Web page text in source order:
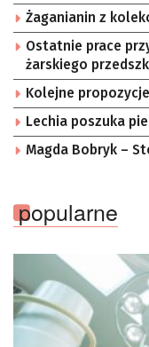
Żaganianin z
Ostatnie prace
żarskiego
Kolejne
Lechia poszuka
Magda Bobryk –
popularne